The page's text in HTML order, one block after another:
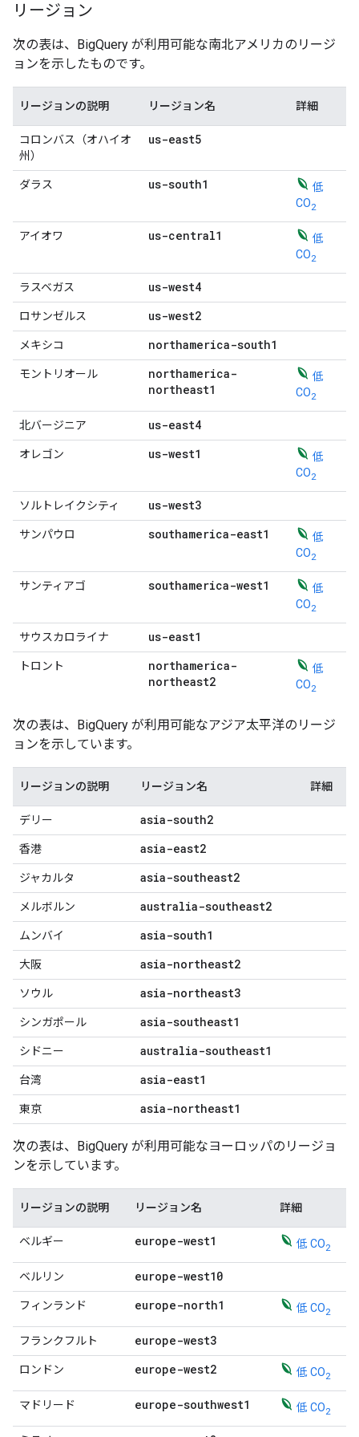
リージョン
次の表は、BigQuery が利用可能な南北アメリカのリージ
ョンを示したものです。
リージョンの説明 リージョン名 詳細
コロンバス（オハイオ
州）
us-east5
ダラス us-south1
低
CO2
アイオワ us-central1
低
CO2
ラスベガス us-west4
ロサンゼルス us-west2
メキシコ northamerica-south1
モントリオール
northamerica-
northeast1
低
CO2
北バージニア us-east4
オレゴン us-west1
低
CO2
ソルトレイクシティ us-west3
サンパウロ southamerica-east1
低
CO2
サンティアゴ southamerica-west1
低
CO2
サウスカロライナ us-east1
トロント
northamerica-
northeast2
低
CO2
次の表は、BigQuery が利用可能なアジア太平洋のリージ
ョンを示しています。
リージョンの説明 リージョン名 詳細
デリー asia-south2
香港 asia-east2
ジャカルタ asia-southeast2
メルボルン australia-southeast2
ムンバイ asia-south1
大阪 asia-northeast2
ソウル asia-northeast3
シンガポール asia-southeast1
シドニー australia-southeast1
台湾 asia-east1
東京 asia-northeast1
次の表は、BigQuery が利用可能なヨーロッパのリージョ
ンを示しています。
リージョンの説明 リージョン名 詳細
ベルギー europe-west1 低 CO2
ベルリン europe-west10
フィンランド europe-north1 低 CO2
フランクフルト europe-west3
ロンドン europe-west2 低 CO2
マドリード europe-southwest1 低 CO2